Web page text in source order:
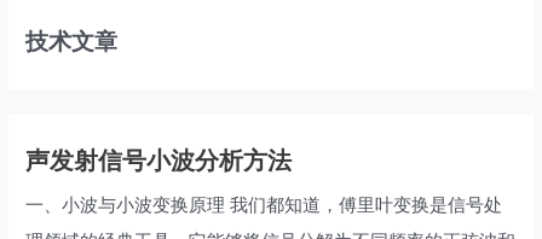
技术文章
声发射信号小波分析方法
一、小波与小波变换原理 我们都知道，傅里叶变换是信号处